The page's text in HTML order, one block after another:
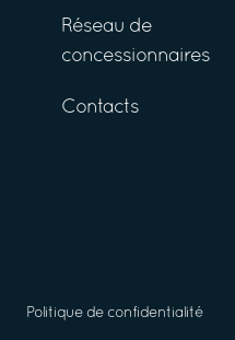
Réseau de
concessionnaires
Contacts
Politique de confidentialité